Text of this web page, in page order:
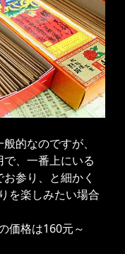
的なのですが、
、一番上にいる
参り、と細かく
を楽しみたい場合
価格は160元～